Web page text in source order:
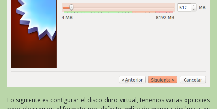
Lo siguiente es configurar el disco duro virtual, tenemos varias opciones